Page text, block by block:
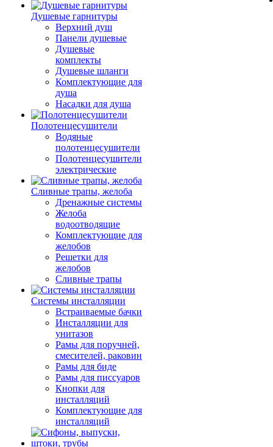
Душевые гарнитуры
Верхний душ
Панели душевые
Душевые
комплекты
Душевые шланги
Комплектующие для
душа
Насадки для душа
Полотенцесушители
Водяные
полотенцесушители
Полотенцесушители
электрические
Сливные трапы, желоба
Дренажные системы
Желоба
водоотводящие
Комплектующие для
желобов
Решетки для
желобов
Сливные трапы
Системы инсталляции
Встраиваемые бачки
Инсталляции для
унитазов
Рамы для поручней,
смесителей, раковин
Рамы для биде
Рамы для писсуаров
Кнопки для
инсталляций
Комплектующие для
инсталляций